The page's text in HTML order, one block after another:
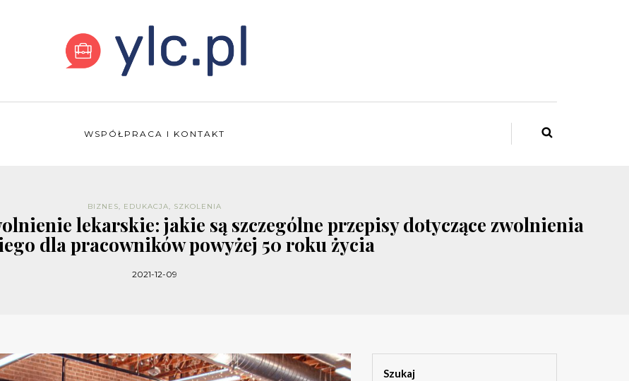
WSPÓŁPRACA I KONTAKT
BIZNES, EDUKACJA, SZKOLENIA
lekarskie: jakie są szczególne przepisy dotyczące zwolnienia
dla pracowników powyżej 50 roku życia
2021-12-09
Szukaj